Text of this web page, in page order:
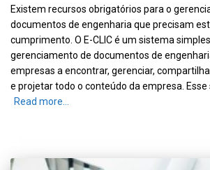
Existem recursos obrigatórios para o
documentos de engenharia que precisam
cumprimento. O E-CLIC é um sistema
gerenciamento de documentos de
empresas a encontrar, gerenciar,
e projetar todo o conteúdo da empresa.
Read more…